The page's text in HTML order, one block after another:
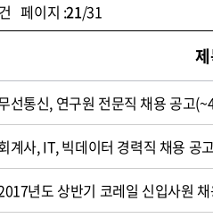
건 페이지 :21/31
선통신, 연구원 전문직 채용 공고
계사, IT, 빅데이터 경력직 채용 공
년도 상반기 코레일 신입사원